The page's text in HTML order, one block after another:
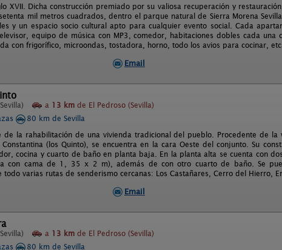
XVII. Dicha construcción premiado por su valiosa recuperación y
mil metros cuadrados, dentro el parque natural de Sierra Morena
y un espacio socio cultural apto para cualquier evento social. Cada
equipo de música con MP3, comedor, habitaciones dobles cada una
con frigorífico, microondas, tostadora, horno, todo los avios para cocinar,
Email
a 13 km de El Pedroso (Sevilla)
80 km de Sevilla
de la rahabilitación de una vivienda tradicional del pueblo. Procedente de la
(los Quinto), se encuentra en la cara Oeste del conjunto. Su
cocina y cuarto de baño en planta baja. En la planta alta se cuenta con
cama de 1, 35 x 2 m), además de con otro cuarto de baño. Se
varias rutas de senderismo cercanas: Los Castañares, Cerro del Hierro,
Email
a 13 km de El Pedroso (Sevilla)
80 km de Sevilla